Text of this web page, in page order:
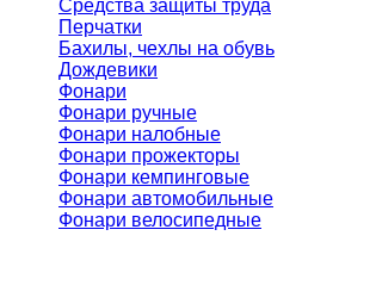
Средства защиты труда
Перчатки
Бахилы, чехлы на обувь
Дождевики
Фонари
Фонари ручные
Фонари налобные
Фонари прожекторы
Фонари кемпинговые
Фонари автомобильные
Фонари велосипедные